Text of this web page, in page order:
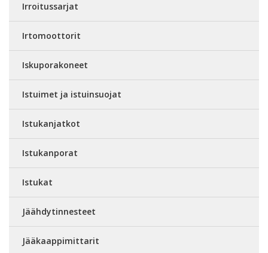
Irroitussarjat
Irtomoottorit
Iskuporakoneet
Istuimet ja istuinsuojat
Istukanjatkot
Istukanporat
Istukat
Jäähdytinnesteet
Jääkaappimittarit